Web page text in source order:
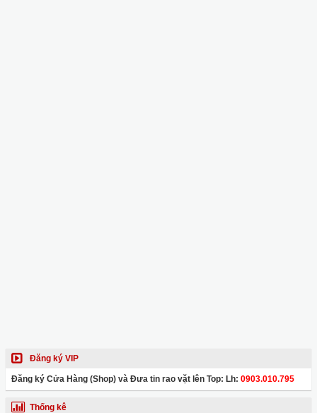
Đăng ký VIP
Đăng ký Cửa Hàng (Shop) và Đưa tin rao vặt lên Top: Lh: 0903.010.795
Thống kê